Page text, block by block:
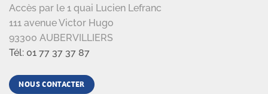
Accès par le 1 quai Lucien Lefranc
111 avenue Victor Hugo
93300 AUBERVILLIERS
Tél: 01 77 37 37 87
NOUS CONTACTER